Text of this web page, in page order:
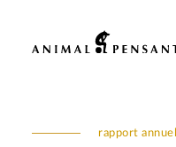
rapport annuel